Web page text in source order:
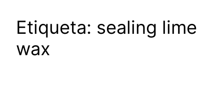
Etiqueta: sealing lime
wax